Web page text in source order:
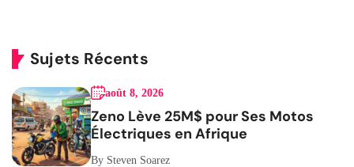
Sujets Récents
août 8, 2026
Zeno Lève 25M$ pour Ses Motos
Électriques en Afrique
By Steven Soarez